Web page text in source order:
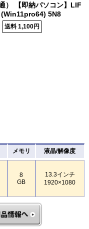
） 【即納パソコン】LIF
5N8
送料 1,100円
メモリ 液晶/解像度
8
GB
13.3インチ
1920×1080